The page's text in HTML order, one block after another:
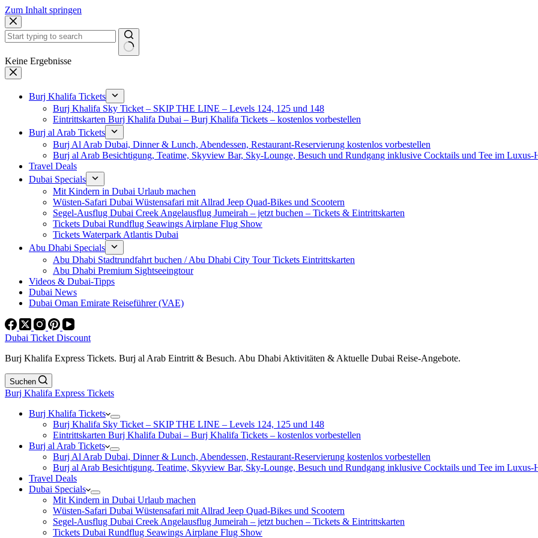
Zum Inhalt springen
Keine Ergebnisse
Burj Khalifa Tickets
Burj Khalifa Sky Ticket – SKIP THE LINE – Levels 124, 125 und 148
Eintrittskarten Burj Khalifa Dubai – Burj Khalifa Tickets – kostenlos vorbestellen
Burj al Arab Tickets
Burj Al Arab Dubai, Dinner & Lunch, Abendessen, Restaurant-Reservierung kostenlos vorbestellen
Burj al Arab Besichtigung, Teatime, Skyview Bar, Sky-Lounge, Besuch und Rundgang inklusive Cocktails und Tee im Luxus-
Travel Deals
Dubai Specials
Mit Kindern in Dubai Urlaub machen
Wüsten-Safari Dubai Wüstensafari mit Allrad Jeep Quad-Bikes und Scootern
Segel-Ausflug Dubai Creek Angelausflug Jumeirah – jetzt buchen – Tickets & Eintrittskarten
Tickets Dubai Rundflug Seawings Airplane Flug Show
Tickets Waterpark Atlantis Dubai
Abu Dhabi Specials
Abu Dhabi Stadtrundfahrt buchen / Abu Dhabi City Tour Tickets Eintrittskarten
Abu Dhabi Premium Sightseeingtour
Videos & Dubai-Tipps
Dubai News
Dubai Oman Emirate Reiseführer (VAE)
Dubai Ticket Discount
Burj Khalifa Express Tickets. Burj al Arab Eintritt & Besuch. Abu Dhabi Aktivitäten & Aktuelle Dubai Reise-Angebote.
Suchen
Burj Khalifa Express Tickets
Burj Khalifa Tickets
Burj Khalifa Sky Ticket – SKIP THE LINE – Levels 124, 125 und 148
Eintrittskarten Burj Khalifa Dubai – Burj Khalifa Tickets – kostenlos vorbestellen
Burj al Arab Tickets
Burj Al Arab Dubai, Dinner & Lunch, Abendessen, Restaurant-Reservierung kostenlos vorbestellen
Burj al Arab Besichtigung, Teatime, Skyview Bar, Sky-Lounge, Besuch und Rundgang inklusive Cocktails und Tee im Luxus-
Travel Deals
Dubai Specials
Mit Kindern in Dubai Urlaub machen
Wüsten-Safari Dubai Wüstensafari mit Allrad Jeep Quad-Bikes und Scootern
Segel-Ausflug Dubai Creek Angelausflug Jumeirah – jetzt buchen – Tickets & Eintrittskarten
Tickets Dubai Rundflug Seawings Airplane Flug Show